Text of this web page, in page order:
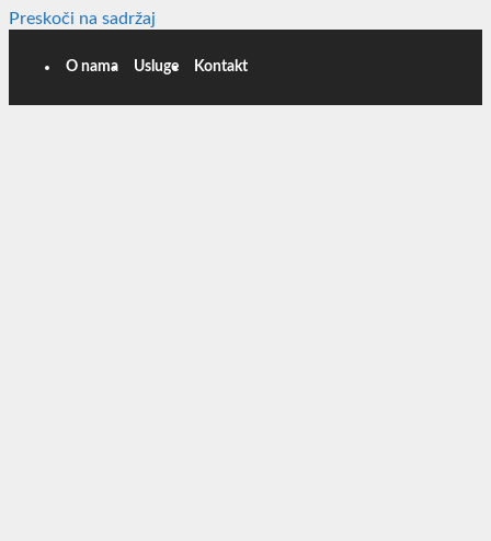
Preskoči na sadržaj
O nama Usluge Kontakt